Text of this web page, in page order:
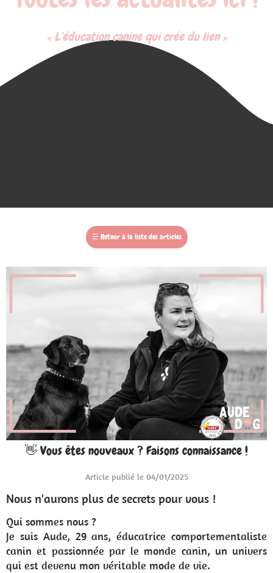
« L'éducation canine qui crée du lien »
☰ Retour à la liste des articles
👋 Vous êtes nouveaux ? Faisons connaissance !
Article publié le 04/01/2025
Nous n'aurons plus de secrets pour vous !
Qui sommes nous ?
Je suis Aude, 29 ans, éducatrice comportementaliste
canin et passionnée par le monde canin, un univers
qui est devenu mon véritable mode de vie.